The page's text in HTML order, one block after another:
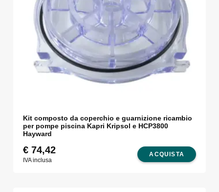
Kit composto da coperchio e guarnizione ricambio
per pompe piscina Kapri Kripsol e HCP3800
Hayward
ACQUISTA
€74,42
IVA inclusa